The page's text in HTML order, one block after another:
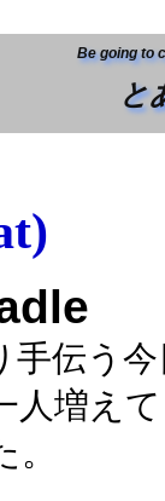
Be going to
と
手伝う
人増え